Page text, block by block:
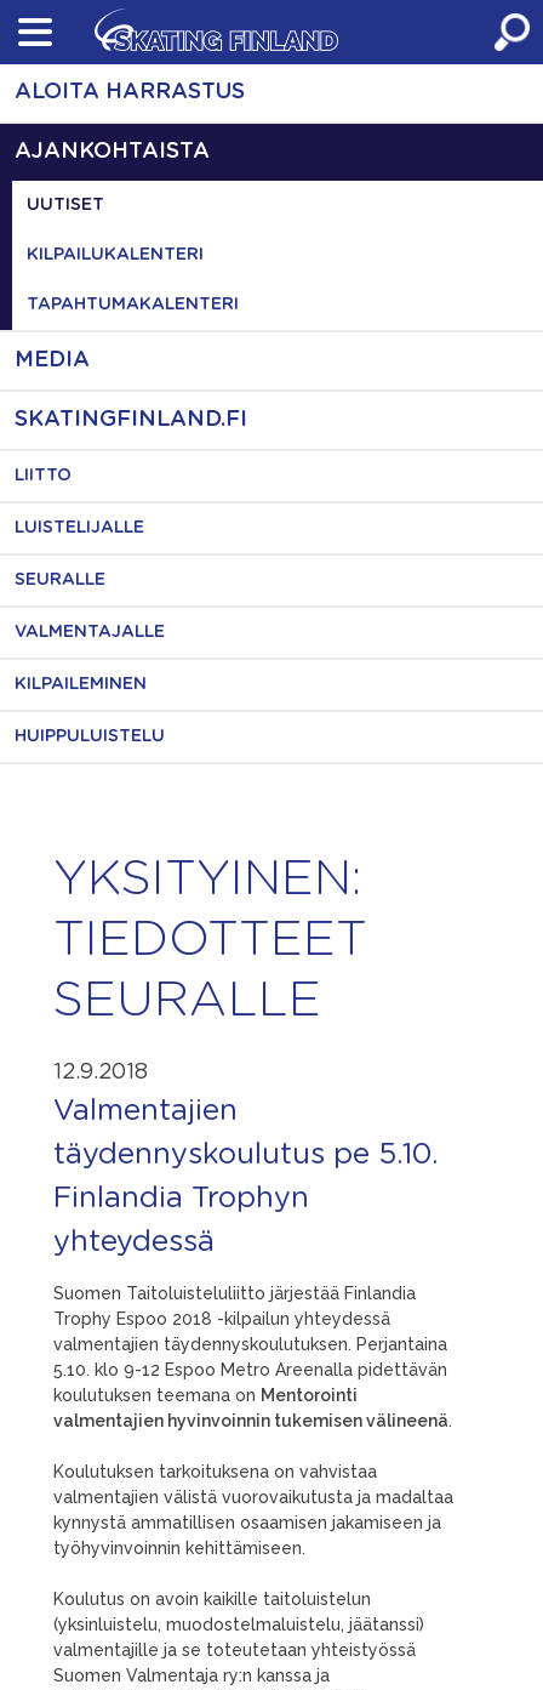
Skip
content
ALOITA HARRASTUS
AJANKOHTAISTA
UUTISET
KILPAILUKALENTERI
TAPAHTUMAKALENTERI
MEDIA
SKATINGFINLAND.FI
LIITTO
LUISTELIJALLE
SEURALLE
VALMENTAJALLE
KILPAILEMINEN
HUIPPULUISTELU
YKSITYINEN:
TIEDOTTEET
SEURALLE
12.9.2018
Valmentajien
täydennyskoulutus pe 5.10.
Finlandia Trophyn
yhteydessä
Suomen Taitoluisteluliitto järjestää Finlandia
Trophy Espoo 2018 -kilpailun yhteydessä
valmentajien täydennyskoulutuksen. Perjantaina
5.10. klo 9-12 Espoo Metro Areenalla pidettävän
koulutuksen teemana on Mentorointi
valmentajien hyvinvoinnin tukemisen välineenä.
Koulutuksen tarkoituksena on vahvistaa
valmentajien välistä vuorovaikutusta ja madaltaa
kynnystä ammatillisen osaamisen jakamiseen ja
työhyvinvoinnin kehittämiseen.
Koulutus on avoin kaikille taitoluistelun
(yksinluistelu, muodostelmaluistelu, jäätanssi)
valmentajille ja se toteutetaan yhteistyössä
Suomen Valmentaja ry:n kanssa ja